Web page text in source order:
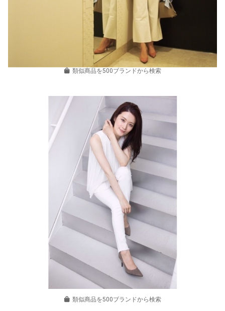
類似商品を500ブランドから検索
類似商品を500ブランドから検索